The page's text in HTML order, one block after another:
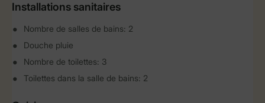
Installations sanitaires
Nombre de salles de bains: 2
Douche pluie
Nombre de toilettes: 3
Toilettes dans la salle de bains: 2